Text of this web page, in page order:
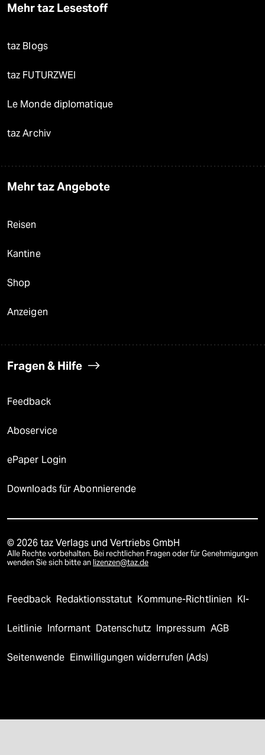
Mehr taz Lesestoff
taz Blogs
taz FUTURZWEI
Le Monde diplomatique
taz Archiv
Mehr taz Angebote
Reisen
Kantine
Shop
Anzeigen
Fragen & Hilfe
Feedback
Aboservice
ePaper Login
Downloads für Abonnierende
© 2026 taz Verlags und Vertriebs GmbH
Alle Rechte vorbehalten. Bei rechtlichen Fragen oder für Genehmigungen
wenden Sie sich bitte an lizenzen@taz.de
Feedback Redaktionsstatut Kommune-Richtlinien KI-
Leitlinie Informant Datenschutz Impressum AGB
Seitenwende Einwilligungen widerrufen (Ads)